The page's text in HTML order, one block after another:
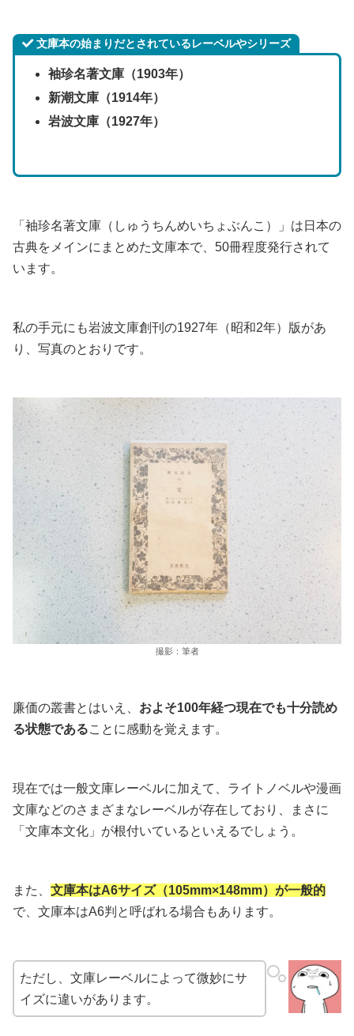
文庫本の始まりだとされているレーベルやシリーズ
袖珍名著文庫（1903年）
新潮文庫（1914年）
岩波文庫（1927年）
「袖珍名著文庫（しゅうちんめいちょぶんこ）」は日本の
古典をメインにまとめた文庫本で、50冊程度発行されて
います。
私の手元にも岩波文庫創刊の1927年（昭和2年）版があ
り、写真のとおりです。
撮影：筆者
廉価の叢書とはいえ、 およそ100年経つ現在でも十分読め
る状態であることに感動を覚えます。
現在では一般文庫レーベルに加えて、ライトノベルや漫画
文庫などのさまざまなレーベルが存在しており、まさに
「文庫本文化」が根付いているといえるでしょう。
また、 文庫本はA6サイズ（105mm×148mm）が一般的
で、文庫本はA6判と呼ばれる場合もあります。
ただし、文庫レーベルによって微妙にサ
イズに違いがあります。